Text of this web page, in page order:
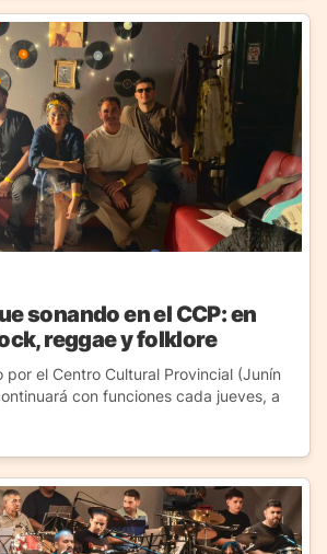
sonando en el CCP: en
reggae y folklore
por el Centro Cultural Provincial (Junín
con funciones cada jueves, a